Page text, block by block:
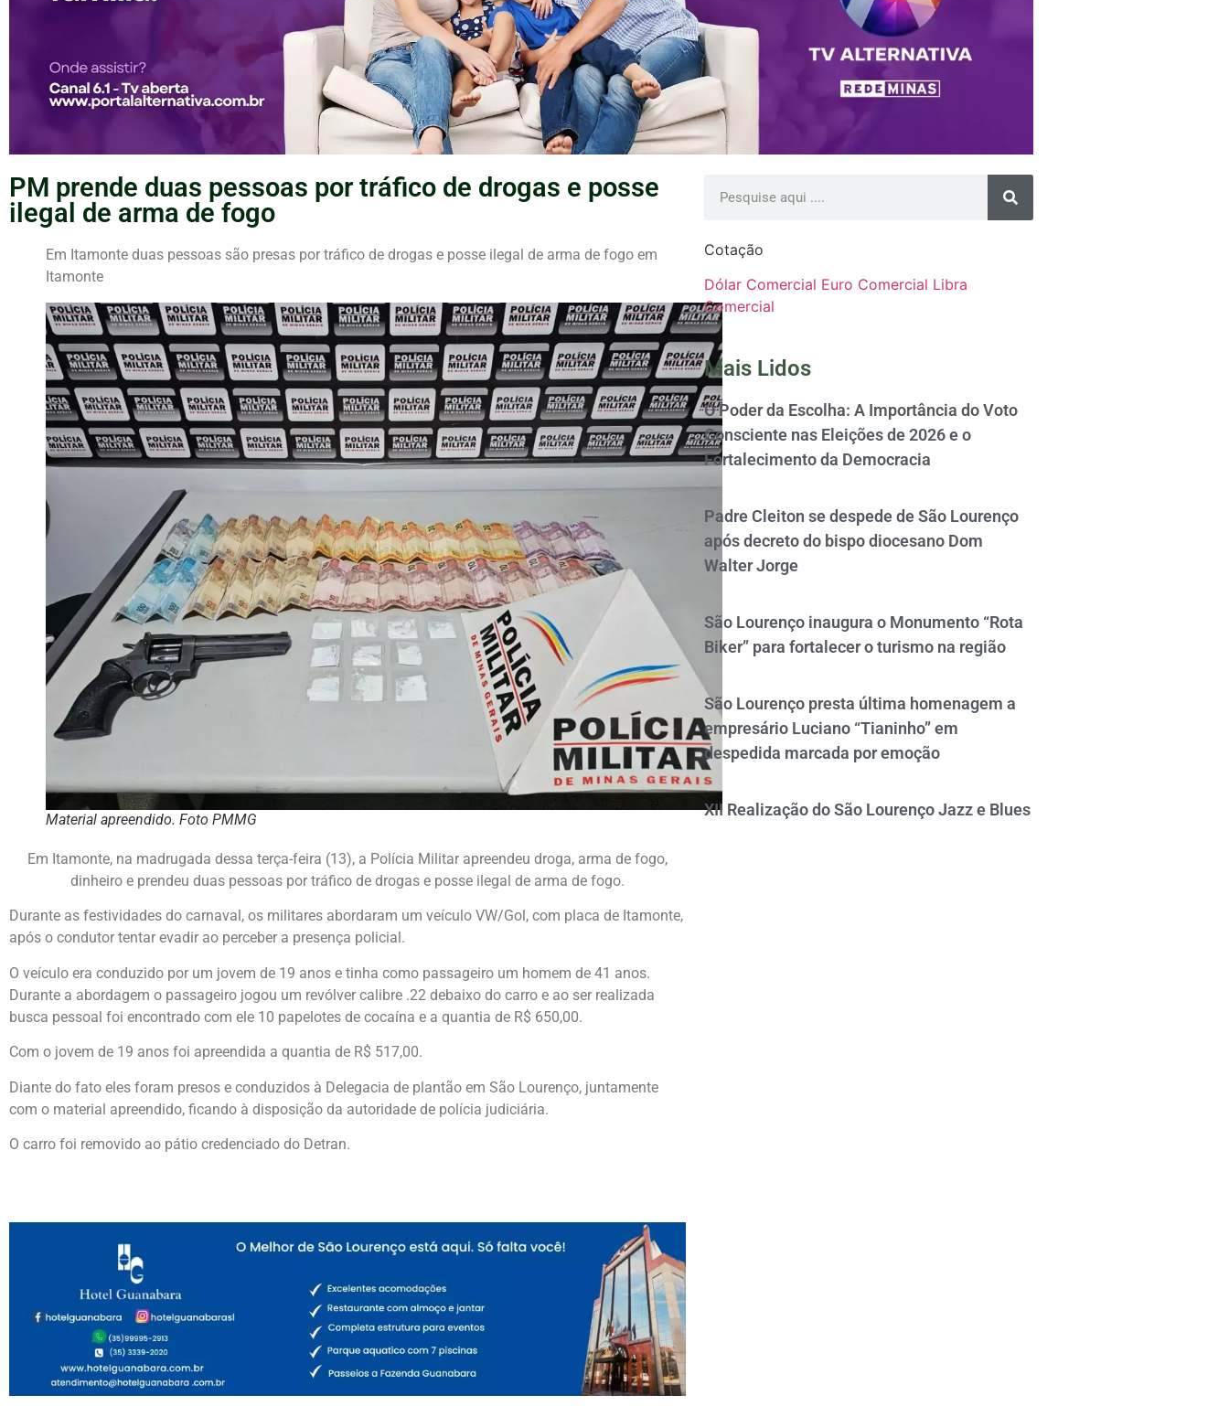
PM prende duas pessoas por tráfico de drogas e posse
ilegal de arma de fogo
Em Itamonte duas pessoas são presas por tráfico de drogas e posse ilegal de arma de fogo em
Itamonte
Material apreendido. Foto PMMG
Em Itamonte, na madrugada dessa terça-feira (13), a Polícia Militar apreendeu droga, arma de fogo,
dinheiro e prendeu duas pessoas por tráfico de drogas e posse ilegal de arma de fogo.
Durante as festividades do carnaval, os militares abordaram um veículo VW/Gol, com placa de Itamonte,
após o condutor tentar evadir ao perceber a presença policial.
O veículo era conduzido por um jovem de 19 anos e tinha como passageiro um homem de 41 anos.
Durante a abordagem o passageiro jogou um revólver calibre .22 debaixo do carro e ao ser realizada
busca pessoal foi encontrado com ele 10 papelotes de cocaína e a quantia de R$ 650,00.
Com o jovem de 19 anos foi apreendida a quantia de R$ 517,00.
Diante do fato eles foram presos e conduzidos à Delegacia de plantão em São Lourenço, juntamente
com o material apreendido, ficando à disposição da autoridade de polícia judiciária.
O carro foi removido ao pátio credenciado do Detran.
Cotação
Dólar Comercial Euro Comercial Libra
Comercial
Mais Lidos
O Poder da Escolha: A Importância do Voto
Consciente nas Eleições de 2026 e o
Fortalecimento da Democracia
Padre Cleiton se despede de São Lourenço
após decreto do bispo diocesano Dom
Walter Jorge
São Lourenço inaugura o Monumento “Rota
Biker” para fortalecer o turismo na região
São Lourenço presta última homenagem a
empresário Luciano “Tianinho” em
despedida marcada por emoção
XII Realização do São Lourenço Jazz e Blues